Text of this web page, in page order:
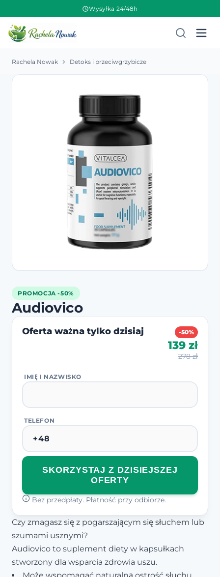
Wysyłka 24/48h
Rachela Nowak Detoks i przeciwgrzybicze
PROMOCJA -50%
Audiovico
Oferta ważna tylko dzisiaj -50%
139 zł
278 zł
IMIĘ I NAZWISKO
TELEFON
SKORZYSTAJ Z DZISIEJSZEJ
OFERTY
Bez przedpłaty. Płatność przy odbiorze.
Czy zmagasz się z pogarszającym się słuchem lub
szumami usznymi?
Audiovico to suplement diety w kapsułkach
stworzony dla wsparcia zdrowia uszu.